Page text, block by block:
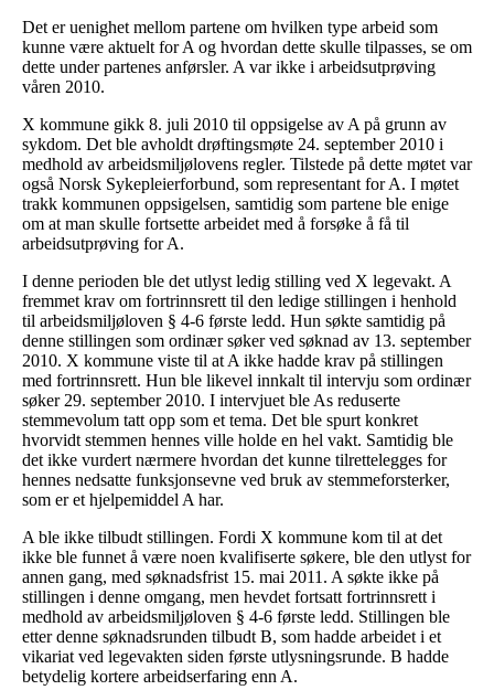
Det er uenighet mellom partene om hvilken type arbeid som
kunne være aktuelt for A og hvordan dette skulle tilpasses, se om
dette under partenes anførsler. A var ikke i arbeidsutprøving
våren 2010.
X kommune gikk 8. juli 2010 til oppsigelse av A på grunn av
sykdom. Det ble avholdt drøftingsmøte 24. september 2010 i
medhold av arbeidsmiljølovens regler. Tilstede på dette møtet var
også Norsk Sykepleierforbund, som representant for A. I møtet
trakk kommunen oppsigelsen, samtidig som partene ble enige
om at man skulle fortsette arbeidet med å forsøke å få til
arbeidsutprøving for A.
I denne perioden ble det utlyst ledig stilling ved X legevakt. A
fremmet krav om fortrinnsrett til den ledige stillingen i henhold
til arbeidsmiljøloven § 4-6 første ledd. Hun søkte samtidig på
denne stillingen som ordinær søker ved søknad av 13. september
2010. X kommune viste til at A ikke hadde krav på stillingen
med fortrinnsrett. Hun ble likevel innkalt til intervju som ordinær
søker 29. september 2010. I intervjuet ble As reduserte
stemmevolum tatt opp som et tema. Det ble spurt konkret
hvorvidt stemmen hennes ville holde en hel vakt. Samtidig ble
det ikke vurdert nærmere hvordan det kunne tilrettelegges for
hennes nedsatte funksjonsevne ved bruk av stemmeforsterker,
som er et hjelpemiddel A har.
A ble ikke tilbudt stillingen. Fordi X kommune kom til at det
ikke ble funnet å være noen kvalifiserte søkere, ble den utlyst for
annen gang, med søknadsfrist 15. mai 2011. A søkte ikke på
stillingen i denne omgang, men hevdet fortsatt fortrinnsrett i
medhold av arbeidsmiljøloven § 4-6 første ledd. Stillingen ble
etter denne søknadsrunden tilbudt B, som hadde arbeidet i et
vikariat ved legevakten siden første utlysningsrunde. B hadde
betydelig kortere arbeidserfaring enn A.